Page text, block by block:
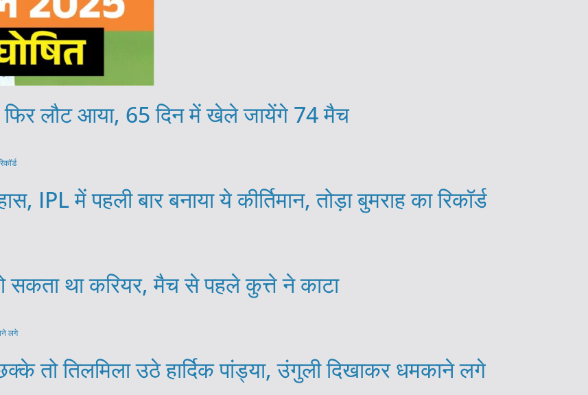
लौट आया, 65 दिन में खेले जायेंगे 74 मैच
IPL में पहली बार बनाया ये कीर्तिमान, तोड़ा बुमराह का रिकॉर्ड
था करियर, मैच से पहले कुत्ते ने काटा
तिलमिला उठे हार्दिक पांड्या, उंगुली दिखाकर धमकाने लगे